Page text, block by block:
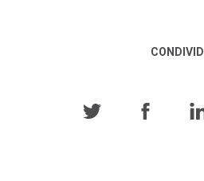
CONDIVIDI